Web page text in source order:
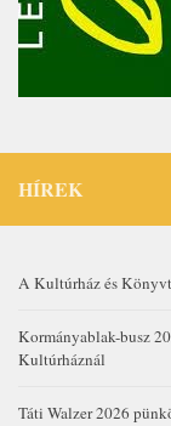
HÍREK
A Kultúrház és
Kormányablak-busz
Kultúrháznál
Táti Walzer 2026